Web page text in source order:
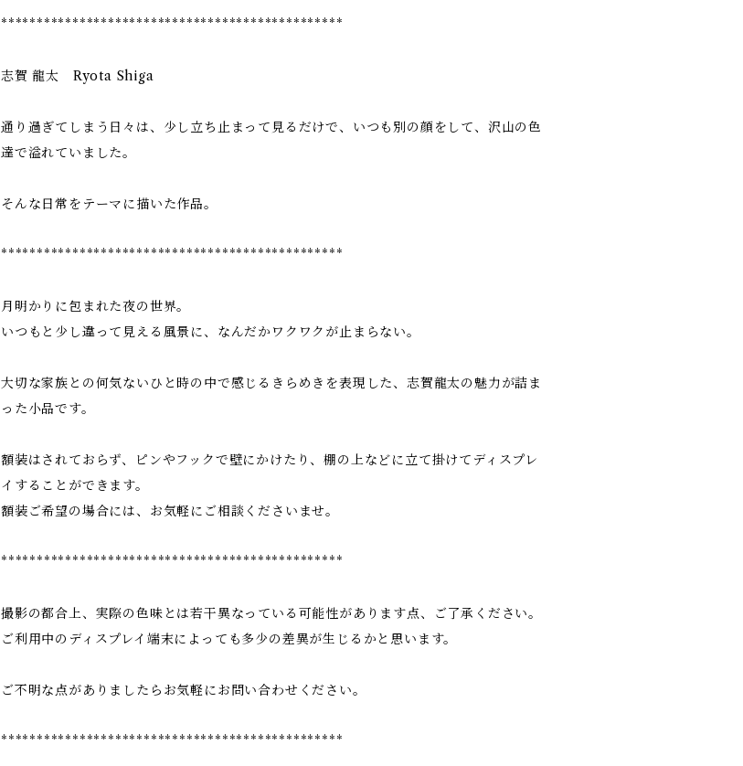
************************************************
志賀 龍太 Ryota Shiga
通り過ぎてしまう日々は、少し立ち止まって見るだけで、いつも別の顔をして、沢山の色
達で溢れていました。
そんな日常をテーマに描いた作品。
************************************************
月明かりに包まれた夜の世界。
いつもと少し違って見える風景に、なんだかワクワクが止まらない。
大切な家族との何気ないひと時の中で感じるきらめきを表現した、志賀龍太の魅力が詰ま
った小品です。
額装はされておらず、ピンやフックで壁にかけたり、棚の上などに立て掛けてディスプレ
イすることができます。
額装ご希望の場合には、お気軽にご相談くださいませ。
************************************************
撮影の都合上、実際の色味とは若干異なっている可能性があります点、ご了承ください。
ご利用中のディスプレイ端末によっても多少の差異が生じるかと思います。
ご不明な点がありましたらお気軽にお問い合わせください。
************************************************